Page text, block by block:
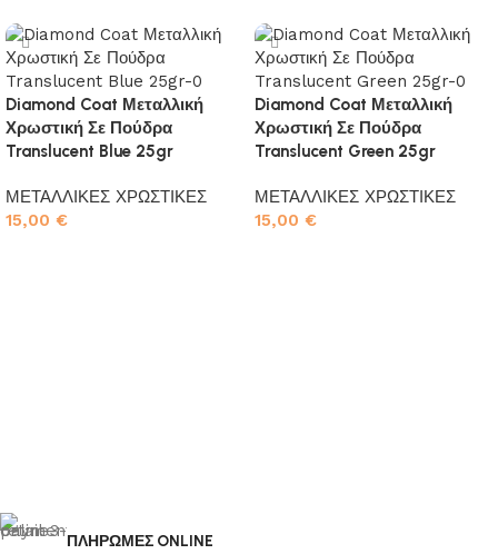
Diamond Coat Μεταλλική
Χρωστική Σε Πούδρα
Translucent Blue 25gr
ΜΕΤΑΛΛΙΚΕΣ ΧΡΩΣΤΙΚΕΣ
15,00 €
Diamond Coat Μεταλλική
Χρωστική Σε Πούδρα
Translucent Green 25gr
ΜΕΤΑΛΛΙΚΕΣ ΧΡΩΣΤΙΚΕΣ
15,00 €
ΠΛΗΡΩΜΕΣ ONLINE